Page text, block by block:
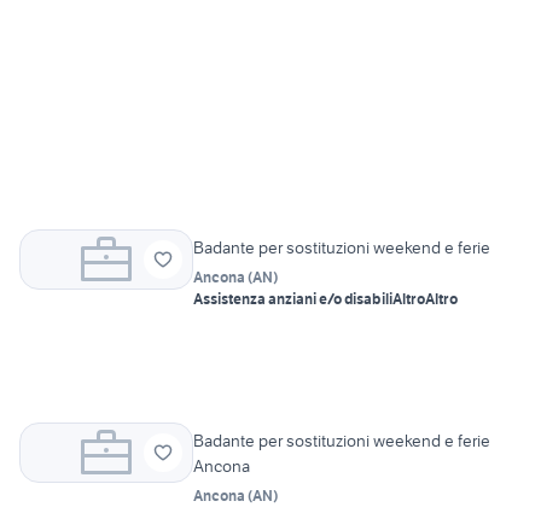
Badante per sostituzioni weekend e ferie
Ancona (AN)
Assistenza anziani e/o disabiliAltroAltro
Badante per sostituzioni weekend e ferie
Ancona
Ancona (AN)